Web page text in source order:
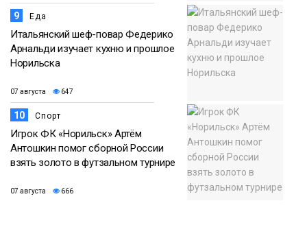
9 Еда
Итальянский шеф-повар Федерико
Арнальди изучает кухню и прошлое
Норильска
07 августа 647
10 Спорт
Игрок ФК «Норильск» Артём
Антошкин помог сборной России
взять золото в футзальном турнире
07 августа 666